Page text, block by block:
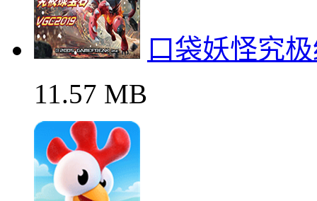
口袋妖怪究
11.57 MB